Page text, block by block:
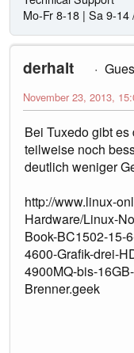
Mo-Fr 8-18 | Sa 9-
derhalt
November 23, 2013,
Bei Tuxedo gibt
teilweise noch
deutlich weniger
http://www.linux-
Hardware/Linux-
Book-BC1502-15-
4600-Grafik-drei-
4900MQ-bis-
Brenner.geek